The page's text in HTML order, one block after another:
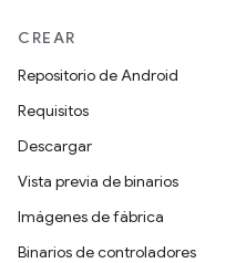
CREAR
Repositorio de Android
Requisitos
Descargar
Vista previa de binarios
Imágenes de fábrica
Binarios de controladores